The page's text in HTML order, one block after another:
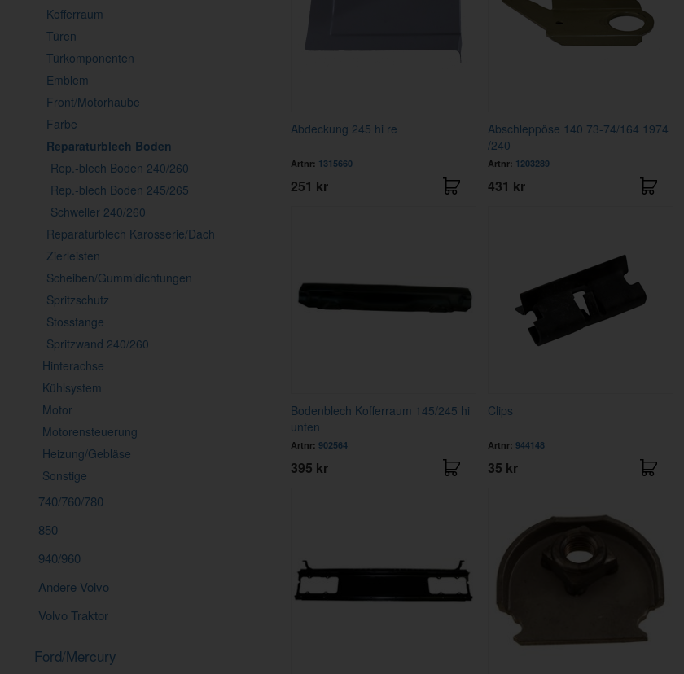
Kofferraum
Türen
Türkomponenten
Emblem
Front/Motorhaube
Farbe
Reparaturblech Boden
Rep.-blech Boden 240/260
Rep.-blech Boden 245/265
Schweller 240/260
Reparaturblech Karosserie/Dach
Zierleisten
Scheiben/Gummidichtungen
Spritzschutz
Stosstange
Spritzwand 240/260
Hinterachse
Kühlsystem
Motor
Motorensteuerung
Heizung/Gebläse
Sonstige
740/760/780
850
940/960
Andere Volvo
Volvo Traktor
Ford/Mercury
Abdeckung 245 hi re
Artnr: 1315660
251 kr
Abschleppöse 140 73-74/164 1974
/240
Artnr: 1203289
431 kr
Bodenblech Kofferraum 145/245 hi
unten
Artnr: 902564
395 kr
Clips
Artnr: 944148
35 kr